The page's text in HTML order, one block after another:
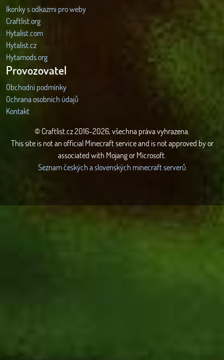
Ikonky s odkazmi pro weby
Craftlist.org
Hytalist.com
Hytalist.cz
Hytamods.org
Provozovatel
Obchodní podmínky
Ochrana osobních údajů
Kontakt
© Craftlist.cz 2016-2026, všechna práva vyhrazena.
This site is not an official Minecraft service and is not approved by or
associated with Mojang or Microsoft.
Seznam českých a slovenských minecraft serverů